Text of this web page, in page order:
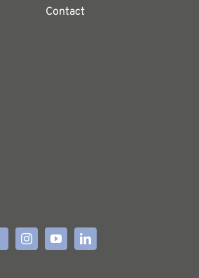
Contact